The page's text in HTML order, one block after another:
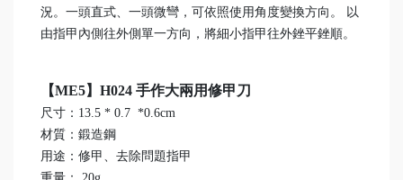
況。一頭直式、一頭微彎，可依照使用角度變換方向。 以
由指甲內側往外側單一方向，將細小指甲往外銼平銼順。
【ME5】H024 手作大兩用修甲刀
尺寸：13.5 * 0.7 *0.6cm
材質：鍛造鋼
用途：修甲、去除問題指甲